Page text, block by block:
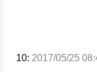
10: 2017/05/25